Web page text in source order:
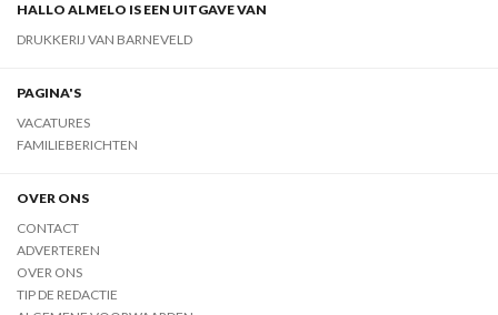
HALLO ALMELO IS EEN UITGAVE VAN
DRUKKERIJ VAN BARNEVELD
PAGINA'S
VACATURES
FAMILIEBERICHTEN
OVER ONS
CONTACT
ADVERTEREN
OVER ONS
TIP DE REDACTIE